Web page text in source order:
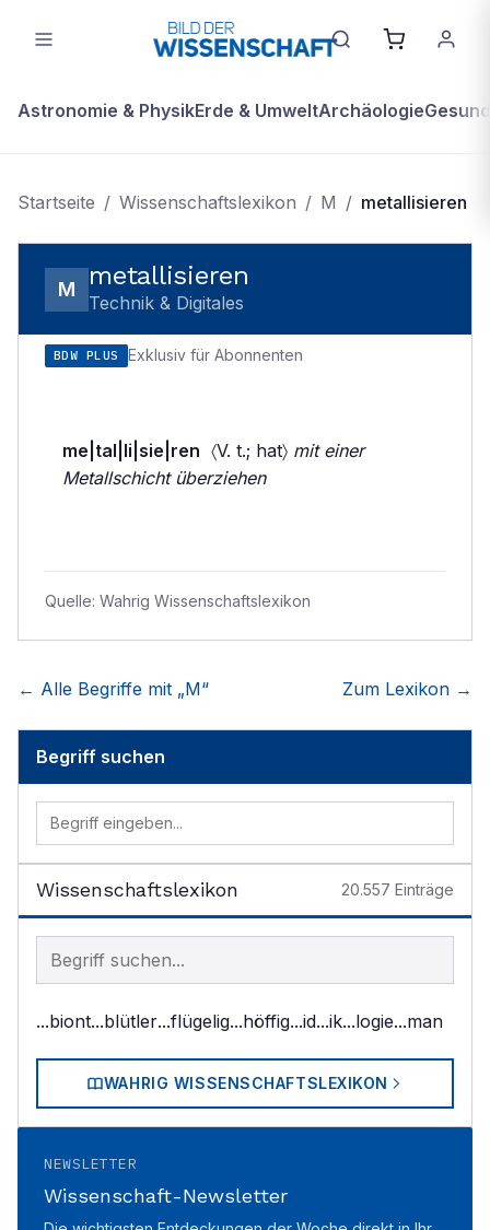
Astronomie & PhysikErde & UmweltArchäologie
Startseite / Wissenschaftslexikon / M / metallisieren
M metallisieren
Technik & Digitales
BDW PLUS Exklusiv für Abonnenten
me|tal|li|sie|ren 〈V. t.; hat〉 mit einer
Metallschicht überziehen
Quelle: Wahrig Wissenschaftslexikon
← Alle Begriffe mit „M“ Zum Lexikon →
Begriff suchen
Wissenschaftslexikon 20.557 Einträge
Begriff im Lexikon suchen
...biont...blütler...flügelig...höffig...id...ik...logie...man
WAHRIG WISSENSCHAFTSLEXIKON
NEWSLETTER
Wissenschaft-Newsletter